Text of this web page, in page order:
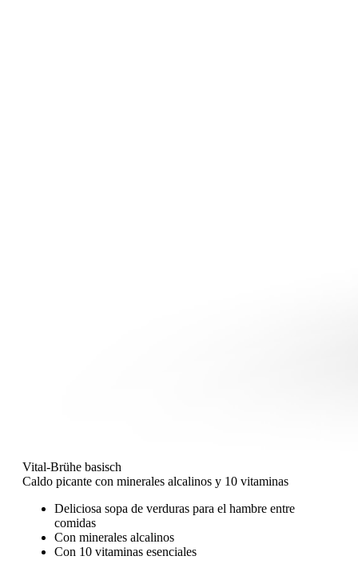
Vital-Brühe basisch
Caldo picante con minerales alcalinos y 10 vitaminas
Deliciosa sopa de verduras para el hambre entre
comidas
Con minerales alcalinos
Con 10 vitaminas esenciales